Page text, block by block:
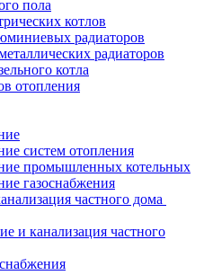
пола
котлов
радиаторов
радиаторов
котла
отопления
систем отопления
промышленных котельных
газоснабжения
частного дома
и канализация частного